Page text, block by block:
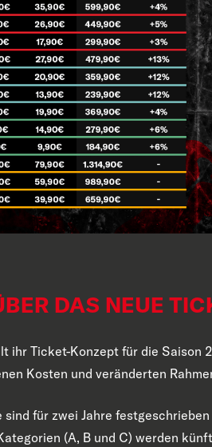
DAS NEUE
ihr Ticket-Konzept für die Saison
Kosten und veränderten
für zwei Jahre festgeschrieben
(A, B und C) werden